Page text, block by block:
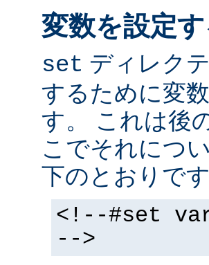
変数を設定す
set ディレク
するために変
す。 これは後
こでそれにつ
下のとおりで
<!--#set
-->